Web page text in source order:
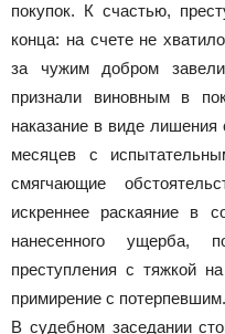
покупок. К счастью,
конца: на счете не
за чужим добром
признали виновным в
наказание в виде
месяцев с
смягчающие
искреннее раскаяние в
нанесенного ущерба,
преступления с тяжкой
примирение с потерпевшим.
В судебном заседании